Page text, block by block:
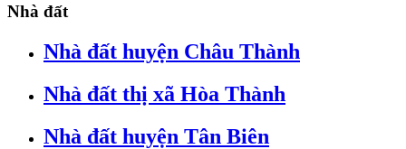
Nhà đất
Nhà đất huyện Châu Thành
Nhà đất thị xã Hòa Thành
Nhà đất huyện Tân Biên